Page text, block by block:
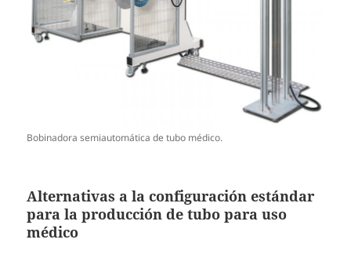
Bobinadora semiautomática de tubo médico.
Alternativas a la configuración estándar
para la producción de tubo para uso
médico